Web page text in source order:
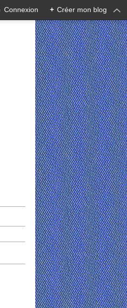
Connexion + Créer mon blog